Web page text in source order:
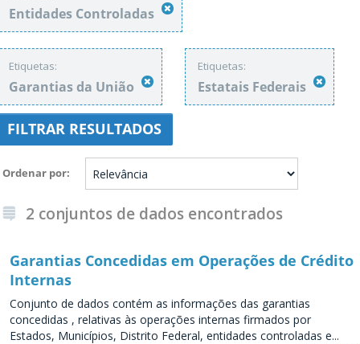
Entidades Controladas
Etiquetas:
Garantias da União
Etiquetas:
Estatais Federais
FILTRAR RESULTADOS
Ordenar por
2 conjuntos de dados encontrados
Garantias Concedidas em Operações de Crédito
Internas
Conjunto de dados contém as informações das garantias
concedidas , relativas às operações internas firmados por
Estados, Municípios, Distrito Federal, entidades controladas e...